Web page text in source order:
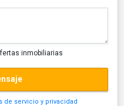
inmobiliarias
de servicio y privacidad